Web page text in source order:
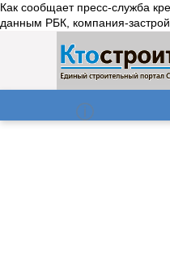
Как сообщает пресс-служба
данным РБК, компания-